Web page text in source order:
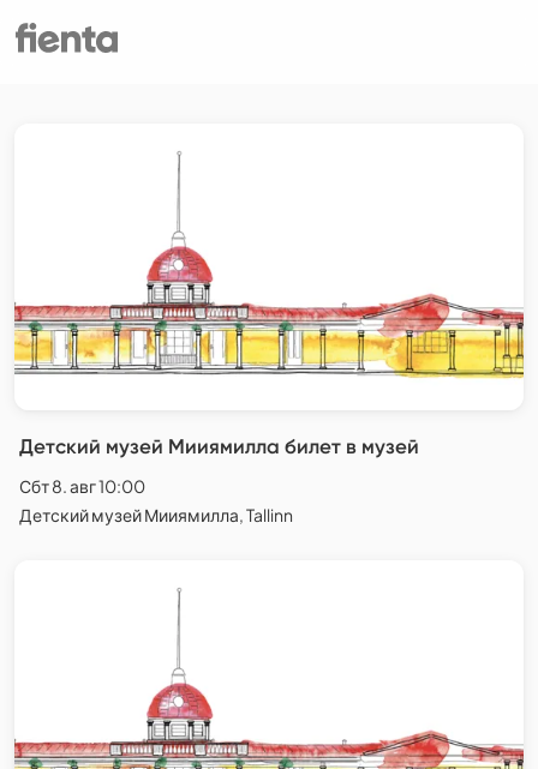
Детский музей Мииямилла билет в музей
Сбт 8. авг 10:00
Детский музей Мииямилла, Tallinn